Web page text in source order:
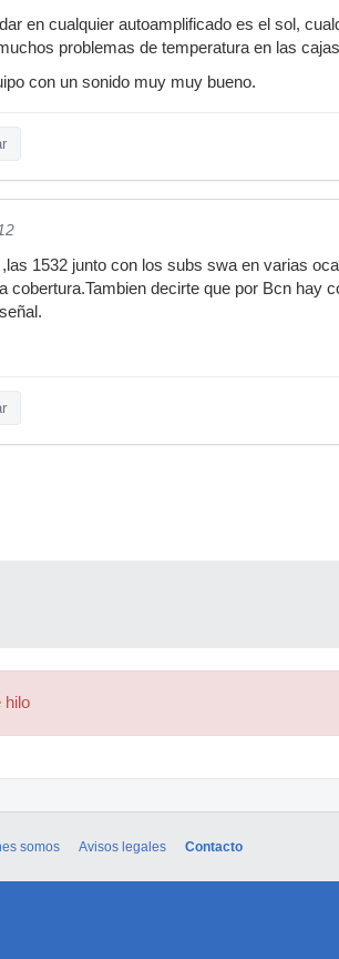
en cualquier autoamplificado es el sol,
problemas de temperatura en las
con un sonido muy muy bueno.
1532 junto con los subs swa en varias
cobertura.Tambien decirte que por Bcn
hilo
somos Avisos legales Contacto